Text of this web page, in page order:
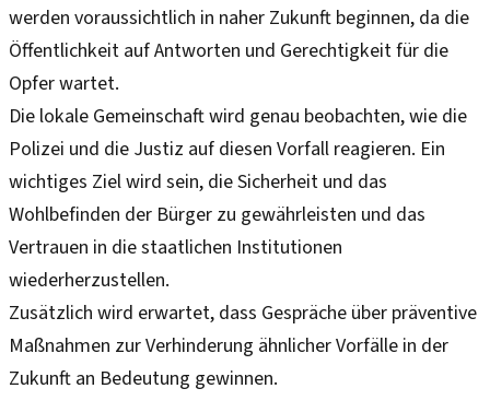
werden voraussichtlich in naher Zukunft beginnen, da die
Öffentlichkeit auf Antworten und Gerechtigkeit für die
Opfer wartet.
Die lokale Gemeinschaft wird genau beobachten, wie die
Polizei und die Justiz auf diesen Vorfall reagieren. Ein
wichtiges Ziel wird sein, die Sicherheit und das
Wohlbefinden der Bürger zu gewährleisten und das
Vertrauen in die staatlichen Institutionen
wiederherzustellen.
Zusätzlich wird erwartet, dass Gespräche über präventive
Maßnahmen zur Verhinderung ähnlicher Vorfälle in der
Zukunft an Bedeutung gewinnen.